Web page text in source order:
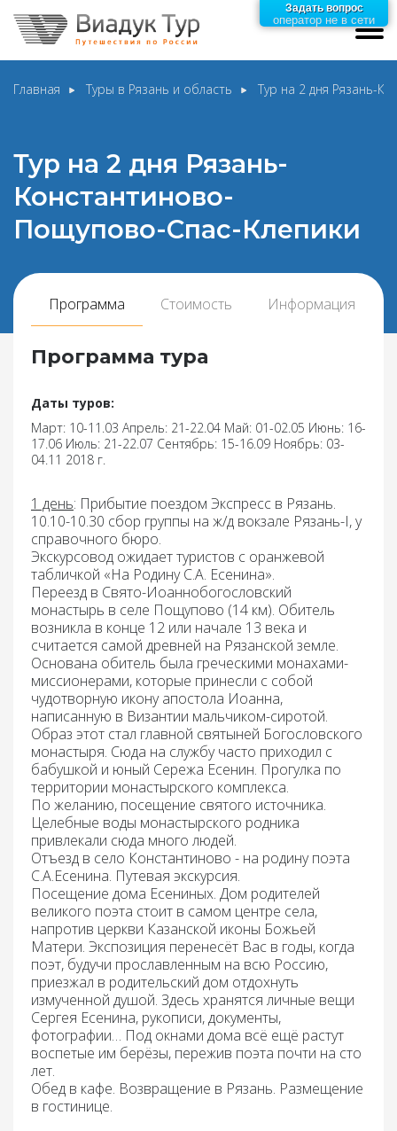
Главная Туры в Рязань и область Тур на 2 дня Рязань-
Тур на 2 дня Рязань-
Константиново-
Пощупово-Спас-Клепики
Программа Стоимость Информация
Программа тура
Даты туров:
Март: 10-11.03 Апрель: 21-22.04 Май: 01-02.05 Июнь: 16-
17.06 Июль: 21-22.07 Сентябрь: 15-16.09 Ноябрь: 03-
04.11 2018 г.
1 день: Прибытие поездом Экспресс в Рязань.
10.10-10.30 сбор группы на ж/д вокзале Рязань-I, у
справочного бюро.
Экскурсовод ожидает туристов с оранжевой
табличкой «На Родину С.А. Есенина».
Переезд в Свято-Иоаннобогословский
монастырь в селе Пощупово (14 км). Обитель
возникла в конце 12 или начале 13 века и
считается самой древней на Рязанской земле.
Основана обитель была греческими монахами-
миссионерами, которые принесли с собой
чудотворную икону апостола Иоанна,
написанную в Византии мальчиком-сиротой.
Образ этот стал главной святыней Богословского
монастыря. Сюда на службу часто приходил с
бабушкой и юный Сережа Есенин. Прогулка по
территории монастырского комплекса.
По желанию, посещение святого источника.
Целебные воды монастырского родника
привлекали сюда много людей.
Отъезд в село Константиново - на родину поэта
С.А.Есенина. Путевая экскурсия.
Посещение дома Есениных. Дом родителей
великого поэта стоит в самом центре села,
напротив церкви Казанской иконы Божьей
Матери. Экспозиция перенесёт Вас в годы, когда
поэт, будучи прославленным на всю Россию,
приезжал в родительский дом отдохнуть
измученной душой. Здесь хранятся личные вещи
Сергея Есенина, рукописи, документы,
фотографии… Под окнами дома всё ещё растут
воспетые им берёзы, пережив поэта почти на сто
лет.
Обед в кафе. Возвращение в Рязань. Размещение
в гостинице.
Задать вопрос
оператор не в сети